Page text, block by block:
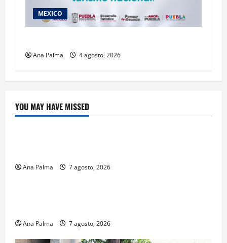
MEXICO
Ana Palma 4 agosto, 2026
YOU MAY HAVE MISSED
Crítica de Cine
Ana Palma 7 agosto, 2026
Educación
Ana Palma 7 agosto, 2026